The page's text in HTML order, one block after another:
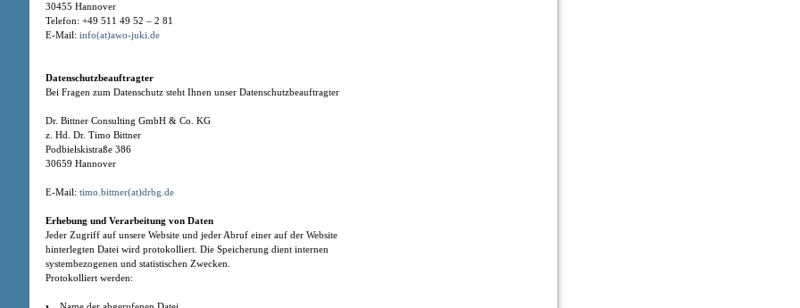
30455 Hannover
Telefon: +49 511 49 52 – 2 81
E-Mail: info(at)awo-juki.de
Datenschutzbeauftragter
Bei Fragen zum Datenschutz steht Ihnen unser Datenschutzbeauftragter
Dr. Bittner Consulting GmbH & Co. KG
z. Hd. Dr. Timo Bittner
Podbielskistraße 386
30659 Hannover
E-Mail: timo.bittner(at)drbg.de
Erhebung und Verarbeitung von Daten
Jeder Zugriff auf unsere Website und jeder Abruf einer auf der Website
hinterlegten Datei wird protokolliert. Die Speicherung dient internen
systembezogenen und statistischen Zwecken.
Protokolliert werden: